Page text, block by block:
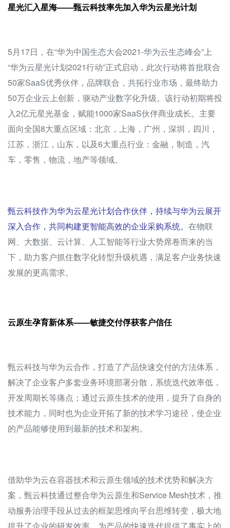
星光汇入星海——甄云科技率先加入华为云星光计划
5月17日，在“华为中国生态大会2021-华为云生态峰会”上
“华为云星光计划2021行动”正式启动，此次行动将首批联合
50家SaaS优秀伙伴，品牌联合，共拓行业市场，最终助力
50万企业云上创新，驱动产业数字化升级。该行动初期将投
入2亿元星光基金，赋能1000家SaaS伙伴商业成长。主要
面向全国8大重点区域：北京，上海，广州，深圳，四川，
江苏，浙江，山东，以及6大重点行业：金融，制造，汽
车，零售，物流，地产等领域。
甄云科技作为华为云星光计划合作伙伴，持续与华为云展开
深入合作，共同构建更智能高效的企业采购系统。 在物联
网、大数据、云计算、人工智能等行业大势席卷而来的当
下，助力客户抓住数字化转型升级机遇，满足客户业务快速
发展的更高需求。
云原生孕育新体系——敏捷交付俘获客户信任
甄云科技与华为云合作，打造了产品快速交付的方法体系，
解决了企业客户多套业务环境部署分散，系统迭代效率低，
开发周期长等痛点；通过云原生技术的使用，提升了自身的
技术能力，同时也为企业开拓了新的技术学习途径，使企业
的产品能够使用到最新的技术和架构。
借助华为云在容器技术和云原生领域的技术优势和解决方
案，甄云科技通过整合华为云原生和Service Mesh技术，推
动服务治理手段从过去的框架思维向平台思维转变，极大地